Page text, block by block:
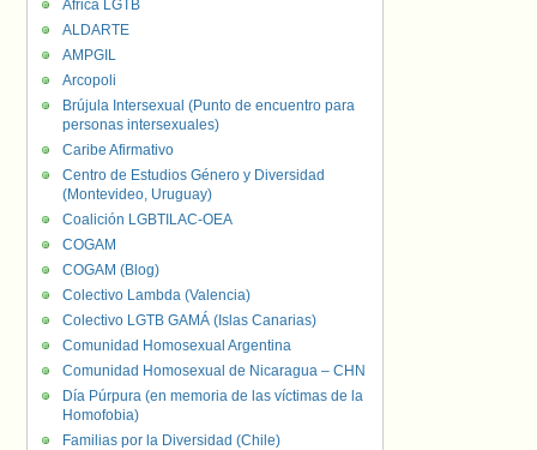
África LGTB
ALDARTE
AMPGIL
Arcopoli
Brújula Intersexual (Punto de encuentro para
personas intersexuales)
Caribe Afirmativo
Centro de Estudios Género y Diversidad
(Montevideo, Uruguay)
Coalición LGBTILAC-OEA
COGAM
COGAM (Blog)
Colectivo Lambda (Valencia)
Colectivo LGTB GAMÁ (Islas Canarias)
Comunidad Homosexual Argentina
Comunidad Homosexual de Nicaragua – CHN
Día Púrpura (en memoria de las víctimas de la
Homofobia)
Familias por la Diversidad (Chile)